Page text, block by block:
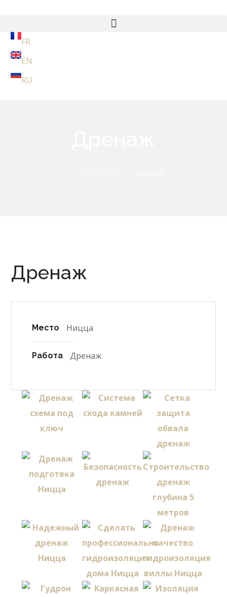
FR
EN
RU
Дренаж
Место Ницца
Работа Дренаж